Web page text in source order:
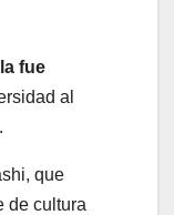
fue
al
que
de cultura